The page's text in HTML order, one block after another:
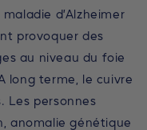
d’Alzheimer
provoquer des
au niveau du foie
long terme, le cuivre
Les personnes
anomalie génétique